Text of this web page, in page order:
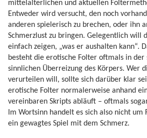
mittelalterlichen und aktuellen
Entweder wird versucht, den noch
anderen spielerisch zu brechen, oder ihn
Schmerzlust zu bringen. Gelegentlich will
einfach zeigen, „was er aushalten kann“.
besteht die erotische Folter oftmals in der
sinnlichen Überreizung des Körpers. Wer
verurteilen will, sollte sich darüber klar
erotische Folter normalerweise anhand
vereinbaren Skripts abläuft – oftmals
Im Wortsinn handelt es sich also nicht um
ein gewagtes Spiel mit dem Schmerz.